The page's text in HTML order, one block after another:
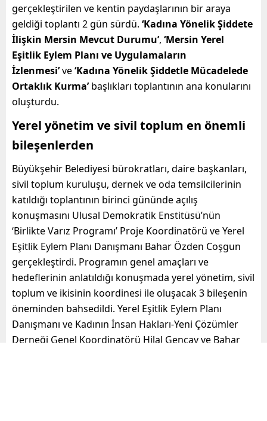
gerçekleştirilen ve kentin paydaşlarının bir araya
geldiği toplantı 2 gün sürdü. ‘Kadına Yönelik Şiddete
İlişkin Mersin Mevcut Durumu’, ‘Mersin Yerel
Eşitlik Eylem Planı ve Uygulamaların
İzlenmesi’ve‘Kadına Yönelik Şiddetle Mücadelede
Ortaklık Kurma’başlıkları toplantının ana konularını
oluşturdu.
Yerel yönetim ve sivil toplum en önemli
bileşenlerden
Büyükşehir Belediyesi bürokratları, daire başkanları,
sivil toplum kuruluşu, dernek ve oda temsilcilerinin
katıldığı toplantının birinci gününde açılış
konuşmasını Ulusal Demokratik Enstitüsü’nün
‘Birlikte Varız Programı’ Proje Koordinatörü ve Yerel
Eşitlik Eylem Planı Danışmanı Bahar Özden Coşgun
gerçekleştirdi. Programın genel amaçları ve
hedeflerinin anlatıldığı konuşmada yerel yönetim, sivil
toplum ve ikisinin koordinesi ile oluşacak 3 bileşenin
öneminden bahsedildi. Yerel Eşitlik Eylem Planı
Danışmanı ve Kadının İnsan Hakları-Yeni Çözümler
Derneği Genel Koordinatörü Hilal Gençay ve Bahar